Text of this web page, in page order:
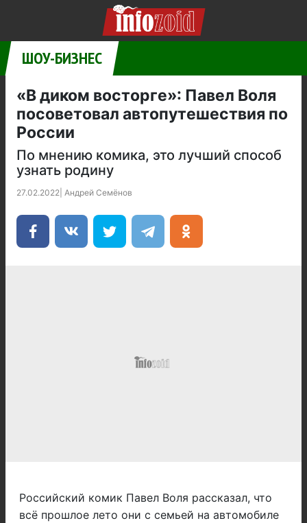
ШОУ-БИЗНЕС
«В диком восторге»: Павел Воля
посоветовал автопутешествия по
России
По мнению комика, это лучший способ
узнать родину
27.02.2022 Андрей Семёнов
Российский комик Павел Воля рассказал, что
всё прошлое лето они с семьей на автомобиле